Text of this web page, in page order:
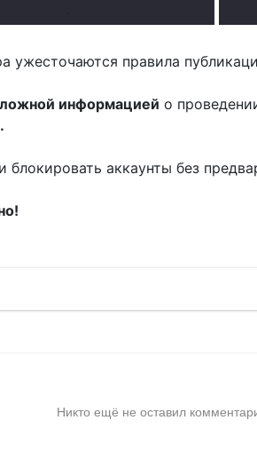
ужесточаются правила
информацией о
аккаунты без
Никто ещё не оставил